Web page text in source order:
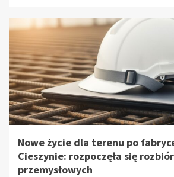
Nowe życie dla terenu po
Cieszynie: rozpoczęła się
przemysłowych